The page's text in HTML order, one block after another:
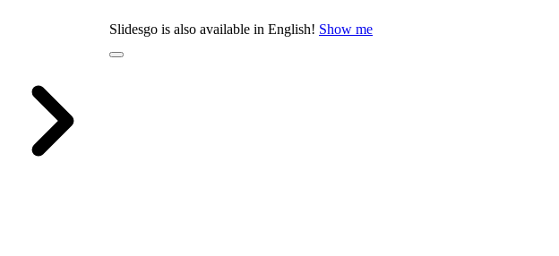
Slidesgo is also available in English! Show me